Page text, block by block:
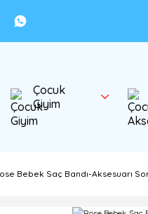
Çocuk
Giyim
Bebek Saç Bandı-Aksesuarı